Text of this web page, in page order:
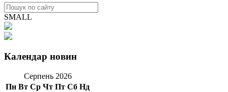
SMALL
Календар новин
Серпень 2026
Пн Вт Ср Чт Пт Сб Нд